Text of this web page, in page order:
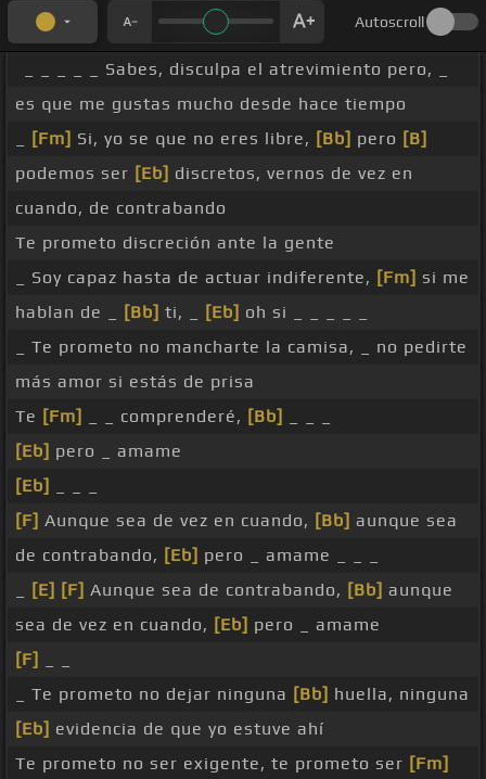
Autoscroll
_ _ _ _ _ Sabes, disculpa el atrevimiento pero, _
es que me gustas mucho desde hace tiempo
[Fm] Si, yo se que no eres libre, [Bb] pero [B]
podemos ser [Eb] discretos, vernos de vez en
cuando, de contrabando
Te prometo discreción ante la gente
_ Soy capaz hasta de actuar indiferente, [Fm] si me
hablan de _
[Bb] ti, _ [Eb] oh si _ _ _ _ _
_ Te prometo no mancharte la camisa, _ no pedirte
más amor si estás de prisa
Te [Fm] _ _ comprenderé, [Bb]
[Eb] pero _ amame
[Eb]
[F] Aunque sea de vez en cuando, [Bb] aunque sea
de contrabando, [Eb] pero _ amame _ _ _
[E] [F] Aunque sea de contrabando, [Bb] aunque
sea de vez en cuando, [Eb] pero _ amame
[F]
_ Te prometo no dejar ninguna [Bb] huella, ninguna
[Eb] evidencia de que yo estuve ahí
Te prometo no ser exigente, te prometo ser [Fm]